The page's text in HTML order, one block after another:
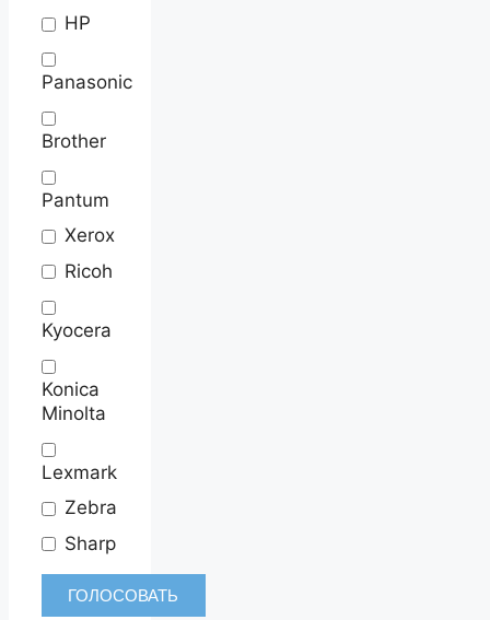
HP
Panasonic
Brother
Pantum
Xerox
Ricoh
Kyocera
Konica
Minolta
Lexmark
Zebra
Sharp